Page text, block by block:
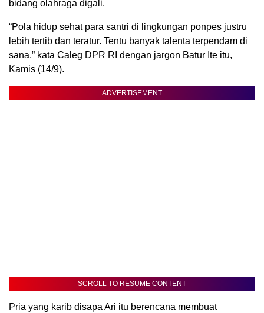
bidang olahraga digali.
“Pola hidup sehat para santri di lingkungan ponpes justru
lebih tertib dan teratur. Tentu banyak talenta terpendam di
sana,” kata Caleg DPR RI dengan jargon Batur Ite itu,
Kamis (14/9).
ADVERTISEMENT
SCROLL TO RESUME CONTENT
Pria yang karib disapa Ari itu berencana membuat